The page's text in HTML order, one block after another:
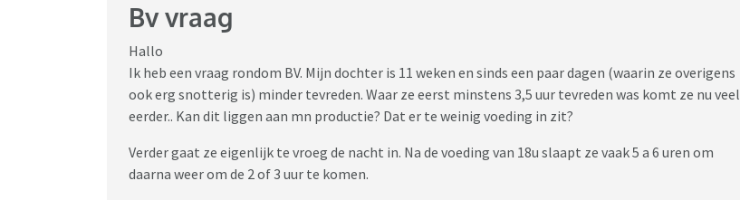
Bv vraag
Hallo
Ik heb een vraag rondom BV. Mijn dochter is 11 weken en sinds een paar dagen (waarin ze overigens
ook erg snotterig is) minder tevreden. Waar ze eerst minstens 3,5 uur tevreden was komt ze nu veel
eerder.. Kan dit liggen aan mn productie? Dat er te weinig voeding in zit?
Verder gaat ze eigenlijk te vroeg de nacht in. Na de voeding van 18u slaapt ze vaak 5 a 6 uren om
daarna weer om de 2 of 3 uur te komen.